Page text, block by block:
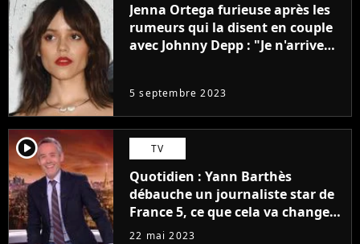
Jenna Ortega furieuse après les
rumeurs qui la disent en couple
avec Johnny Depp : "Je n'arrive
5 septembre 2023
player2 TV
Quotidien : Yann Barthès
débauche un journaliste star de
France 5, ce que cela va changer
à la rentrée
22 mai 2023